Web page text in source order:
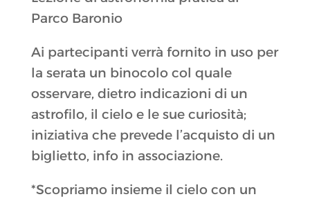
Parco Baronio
Ai partecipanti verrà fornito in uso per
la serata un binocolo col quale
osservare, dietro indicazioni di un
astrofilo, il cielo e le sue curiosità;
iniziativa che prevede l’acquisto di un
biglietto, info in associazione.
*Scopriamo insieme il cielo con un